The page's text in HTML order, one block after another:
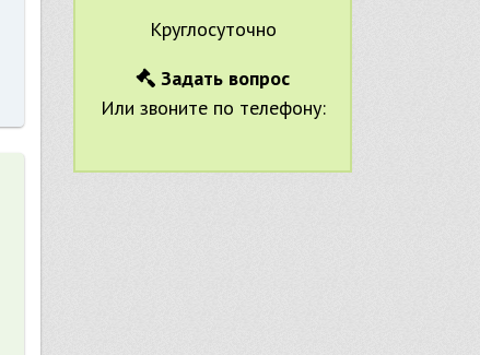
Круглосуточно
Задать вопрос
Или звоните по телефону: